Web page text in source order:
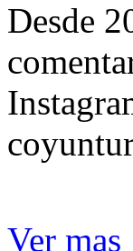
Desde
Ver mas